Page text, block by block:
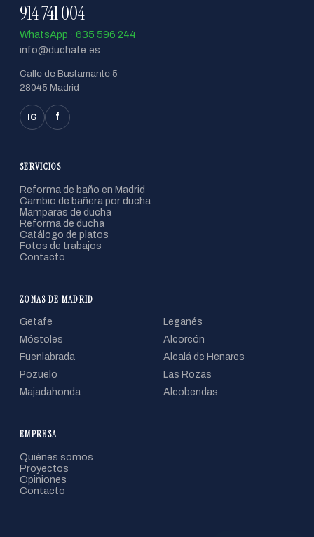
914 741 004
WhatsApp · 635 596 244
info@duchate.es
Calle de Bustamante 5
28045 Madrid
IG f
SERVICIOS
Reforma de baño en Madrid
Cambio de bañera por ducha
Mamparas de ducha
Reforma de ducha
Catálogo de platos
Fotos de trabajos
Contacto
ZONAS DE MADRID
Getafe
Leganés
Móstoles
Alcorcón
Fuenlabrada
Alcalá de Henares
Pozuelo
Las Rozas
Majadahonda
Alcobendas
EMPRESA
Quiénes somos
Proyectos
Opiniones
Contacto